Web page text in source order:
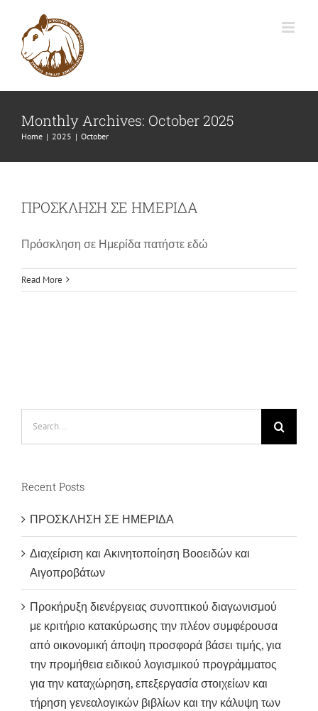
content
Monthly Archives: October 2025
Home | 2025 | October
ΠΡΟΣΚΛΗΣΗ ΣΕ ΗΜΕΡΙΔΑ
Πρόσκληση σε Ημερίδα πατήστε εδώ
Read More
Recent Posts
ΠΡΟΣΚΛΗΣΗ ΣΕ ΗΜΕΡΙΔΑ
Διαχείριση και Ακινητοποίηση Βοοειδών και
Αιγοπροβάτων
Προκήρυξη διενέργειας συνοπτικού διαγωνισμού
με κριτήριο κατακύρωσης την πλέον συμφέρουσα
από οικονομική άποψη προσφορά βάσει τιμής, για
την προμήθεια ειδικού λογισμικού προγράμματος
για την καταχώρηση, επεξεργασία στοιχείων και
τήρηση γενεαλογικών βιβλίων και την κάλυψη των